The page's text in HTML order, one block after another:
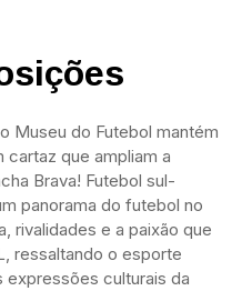
Museu do Futebol mantém
que ampliam a
Brava! Futebol sul-
panorama do futebol no
rivalidades e a paixão que
ressaltando o esporte
culturais da